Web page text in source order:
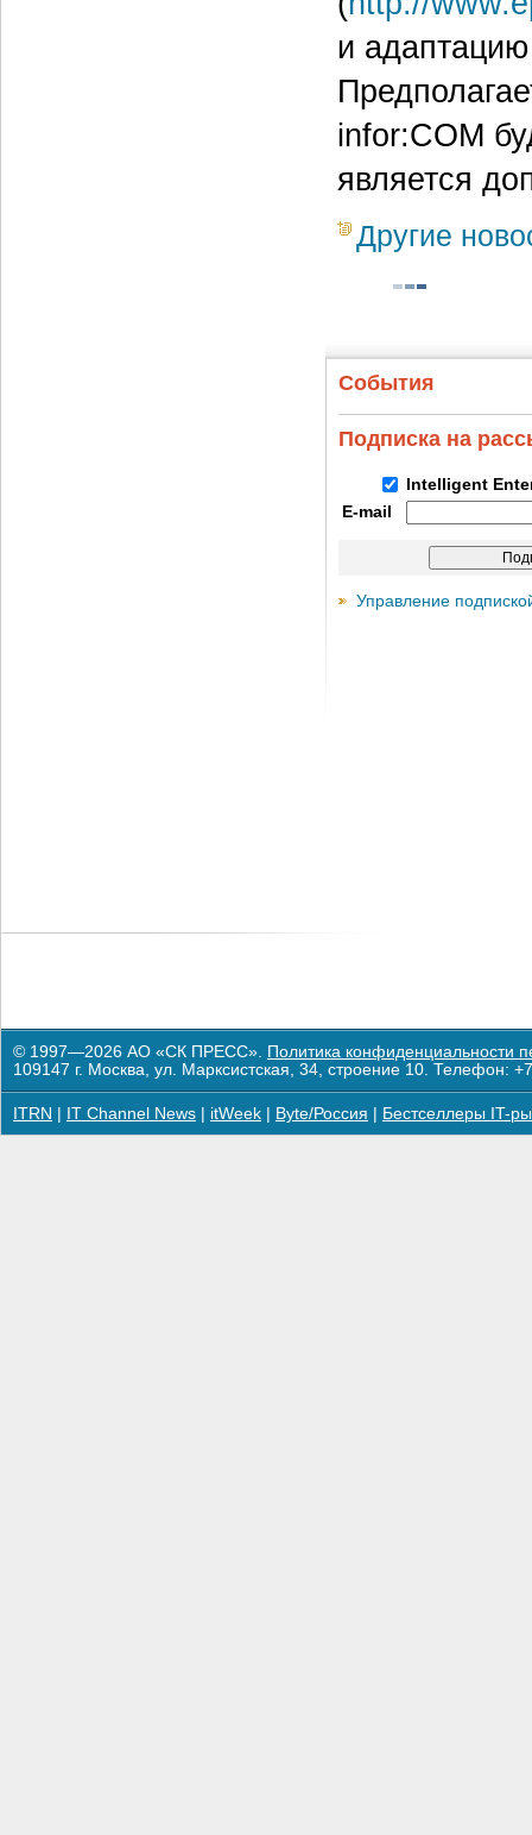
и
infor:COM
является
Другие
События
Подписка на
Intelligent
E-mail
Управление
© 1997—2026 АО «СК ПРЕСС». Политика конфиденциальности
109147 г. Москва, ул. Марксистская, 34, строение 10. Телефон:
ITRN IT Channel News itWeek Byte/Россия Бестселлеры IT-